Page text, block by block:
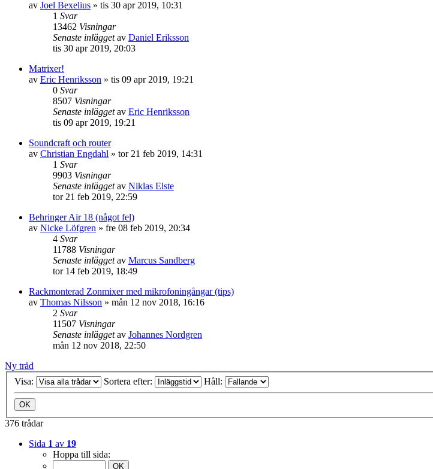
av Joel Bexelius » tis 30 apr 2019, 10:31
1 Svar
13462 Visningar
Senaste inläggetav Daniel Eriksson
tis 30 apr 2019, 20:03
Matrixer!
av Eric Henriksson » tis 09 apr 2019, 19:21
0 Svar
8507 Visningar
Senaste inläggetav Eric Henriksson
tis 09 apr 2019, 19:21
Soundcraft och router
av Christian Engdahl » tor 21 feb 2019, 14:31
1 Svar
9903 Visningar
Senaste inläggetav Niklas Elste
tor 21 feb 2019, 22:59
Behringer Air 18 (något fel)
av Nicke Löfgren » fre 08 feb 2019, 20:34
4 Svar
11788 Visningar
Senaste inläggetav Marcus Sandberg
tor 14 feb 2019, 18:49
Rackmonterad Zonmixer med mikrofoningångar (tips)
av Thomas Nilsson » mån 12 nov 2018, 16:16
2 Svar
11507 Visningar
Senaste inläggetav Johannes Nordgren
mån 12 nov 2018, 22:50
Ny tråd
Visa:
Sortera efter: Håll:
376 trådar
Sida 1 av 19
Hoppa till sida: